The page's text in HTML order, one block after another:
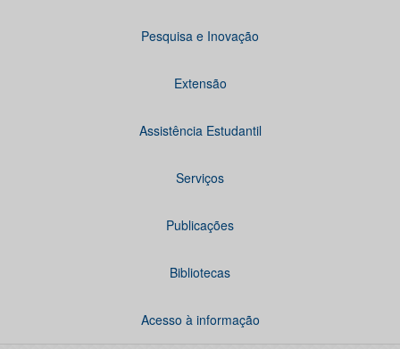
Pesquisa e Inovação
Extensão
Assistência Estudantil
Serviços
Publicações
Bibliotecas
Acesso à informação